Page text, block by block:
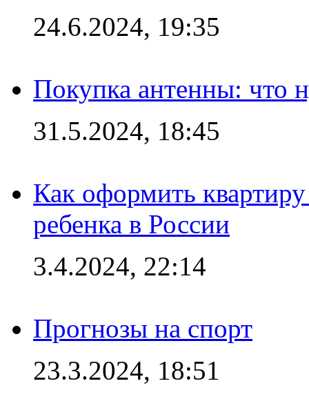
24.6.2024, 19:35
Покупка антенны: что
31.5.2024, 18:45
Как оформить
ребенка в России
3.4.2024, 22:14
Прогнозы на спорт
23.3.2024, 18:51